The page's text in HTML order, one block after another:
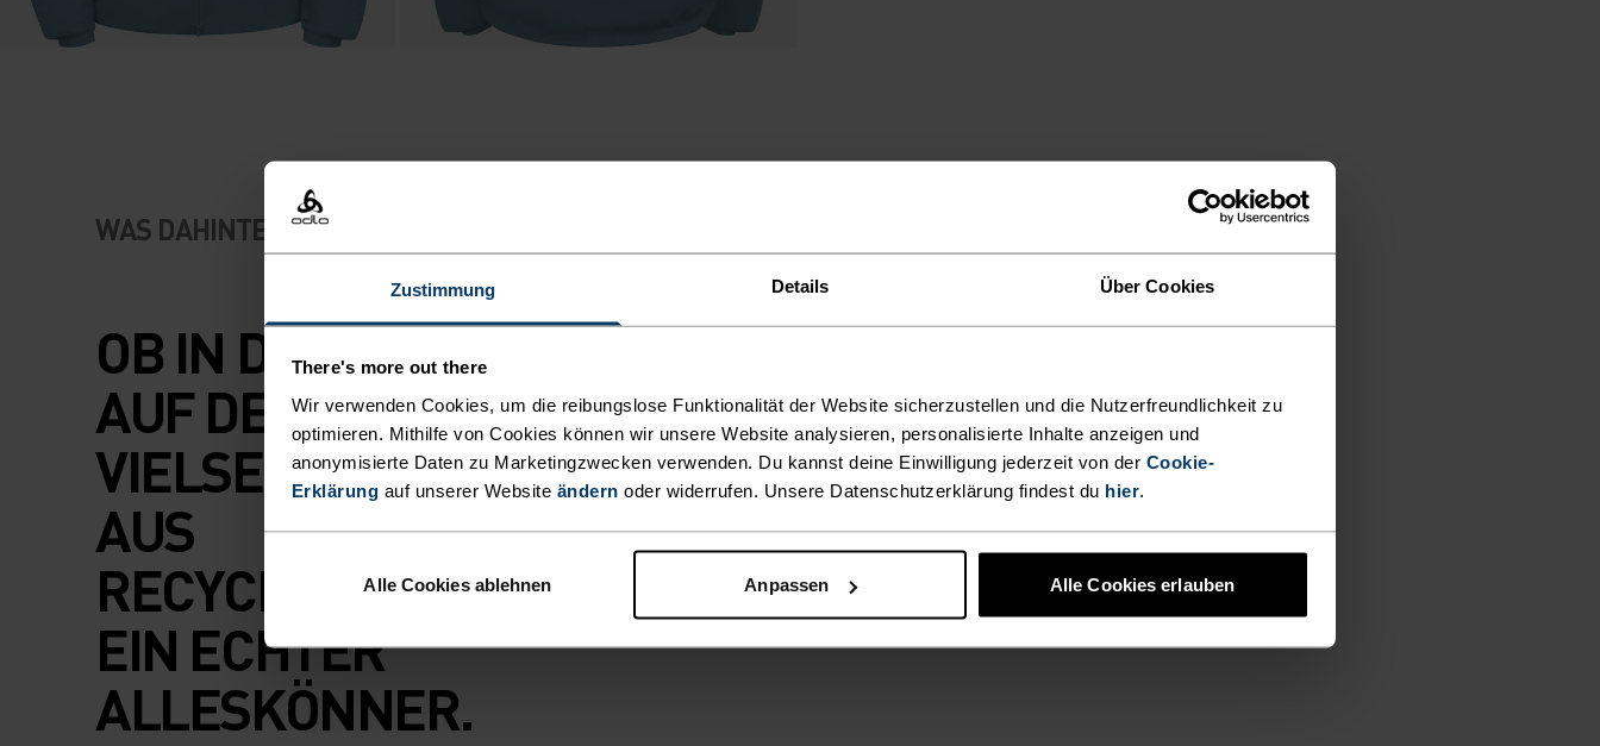
Zustimmung Details Über Cookies
There's more out there
Wir verwenden Cookies, um die reibungslose Funktionalität der Website sicherzustellen und die Nutzerfreundlichkeit zu
optimieren. Mithilfe von Cookies können wir unsere Website analysieren, personalisierte Inhalte anzeigen und
anonymisierte Daten zu Marketingzwecken verwenden. Du kannst deine Einwilligung jederzeit von der Cookie-
Erklärung auf unserer Website ändern oder widerrufen. Unsere Datenschutzerklärung findest du hier.
Alle Cookies ablehnen Anpassen Alle Cookies erlauben
WAS DAHINTERSTECKT
OB IN DER STADT ODER
AUF DER PISTE – DIESE
VIELSEITIGE SKIJACKE
AUS
RECYCLINGMATERIAL IST
EIN ECHTER
ALLESKÖNNER.